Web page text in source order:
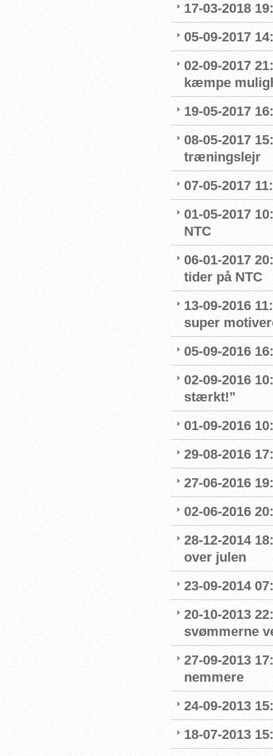
17-03-2018
05-09-2017
02-09-2017
kæmpe
19-05-2017
08-05-2017
træningslejr
07-05-2017
01-05-2017
NTC
06-01-2017
tider på NTC
13-09-2016
super
05-09-2016
02-09-2016
stærkt!”
01-09-2016
29-08-2016
27-06-2016
02-06-2016
28-12-2014
over julen
23-09-2014
20-10-2013
svømmerne
27-09-2013
nemmere
24-09-2013
18-07-2013